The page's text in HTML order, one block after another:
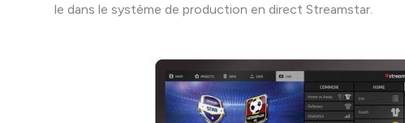
le dans le système de production en direct Streamstar.